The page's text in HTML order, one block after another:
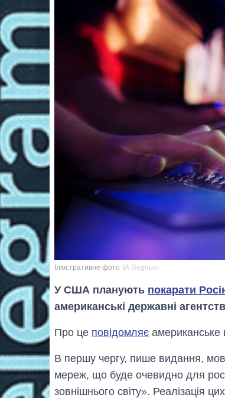
Ілюстративне фото ІА Regnum
У США планують покарати
американські державні
Про це повідомляє американське
В першу чергу, пише видання,
мереж, що буде очевидно для
зовнішнього світу». Реалізація